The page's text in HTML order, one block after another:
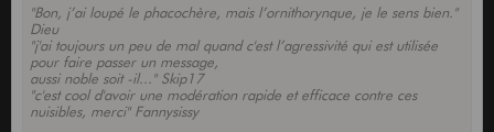
"Bon, j’ai loupé le phacochère, mais l’ornithorynque, je le sens bien."
Dieu
"j'ai toujours un peu de mal quand c'est l’agressivité qui est utilisée
pour faire passer un message,
aussi noble soit -il..." Skip17
"c'est cool d'avoir une modération rapide et efficace contre ces
nuisibles, merci" Fannysissy